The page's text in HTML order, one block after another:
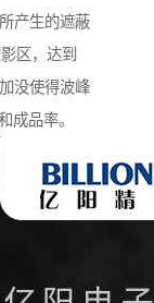
产生的遮蔽
区，达到
没使得波峰
成品率。